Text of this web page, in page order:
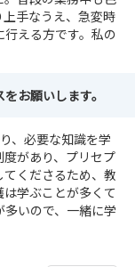
手なうえ、急変時
える方です。私の
お願いします。
、必要な知識を学
があり、プリセプ
くださるため、教
学ぶことが多くて
いので、一緒に学